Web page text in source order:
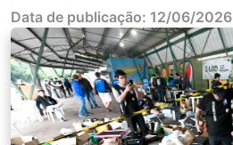
Data de publicação: 12/06/2026